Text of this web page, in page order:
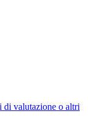
di valutazione o altri